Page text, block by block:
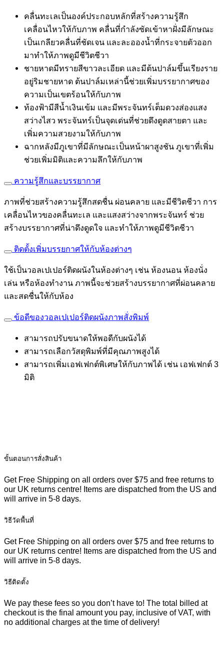
คลื่นทะเลเป็นองค์ประกอบหลักที่สร้างความรู้สึก
เคลื่อนไหวให้กับภาพ คลื่นที่กำลังซัดเข้าหาฝั่งมีลักษณะ
เป็นเกลียวคลื่นที่ชัดเจน และละอองน้ำที่กระจายตัวออก
มาทำให้ภาพดูมีชีวิตชีวา
ชายหาดมีทรายสีขาวละเอียด และมีต้นปาล์มขึ้นเรียงราย
อยู่ริมชายหาด ต้นปาล์มเหล่านี้ช่วยเพิ่มบรรยากาศของ
ความเป็นเขตร้อนให้กับภาพ
ท้องฟ้ามีสีน้ำเงินเข้ม และมีพระจันทร์เต็มดวงส่องแสง
สว่างไสว พระจันทร์เป็นจุดเด่นที่ช่วยดึงดูดสายตา และ
เพิ่มความสวยงามให้กับภาพ
ฉากหลังมีภูเขาที่มีลักษณะเป็นหน้าผาสูงชัน ภูเขาที่เพิ่ม
ช่วยเพิ่มมิติและความลึกให้กับภาพ
ความรู้สึกและบรรยากาศ
ภาพที่ช่วยสร้างความรู้สึกสดชื่น ผ่อนคลาย และมีชีวิตชีวา การ
เคลื่อนไหวของคลื่นทะเล และแสงสว่างจากพระจันทร์ ช่วย
สร้างบรรยากาศที่น่าดึงดูดใจ และทำให้ภาพดูมีชีวิตชีวา
ติดตั้งเพิ่มบรรยกาศให้กับห้องต่างๆ
ใช้เป็นวอลเปเปอร์ติดผนังในห้องต่างๆ เช่น ห้องนอน ห้องนั่ง
เล่น หรือห้องทำงาน ภาพนี้จะช่วยสร้างบรรยากาศที่ผ่อนคลาย
และสดชื่นให้กับห้อง
ข้อดีของวอลเปเปอร์ติดผนังภาพสั่งพิมพ์
สามารถปรับขนาดให้พอดีกับผนังได้
สามารถเลือกวัสดุพิมพ์ที่มีคุณภาพสูงได้
สามารถเพิ่มเอฟเฟกต์พิเศษให้กับภาพได้ เช่น เอฟเฟกต์ 3
มิติ
ขั้นตอนการสั่งสินค้า
Get Free Shipping on all orders over $75 and free returns to
our UK returns centre! Items are dispatched from the US and
will arrive in 5-8 days.
วิธีวัดพื้นที่
Get Free Shipping on all orders over $75 and free returns to
our UK returns centre! Items are dispatched from the US and
will arrive in 5-8 days.
วิธีติดตั้ง
We pay these fees so you don’t have to! The total billed at
checkout is the final amount you pay, inclusive of VAT, with
no additional charges at the time of delivery!